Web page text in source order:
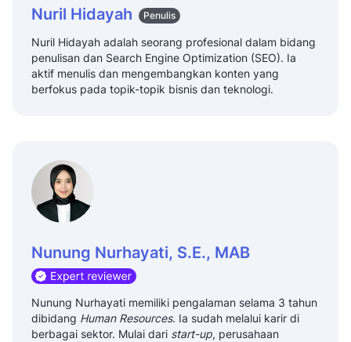
Nuril Hidayah Penulis
Nuril Hidayah adalah seorang profesional dalam bidang
penulisan dan Search Engine Optimization (SEO). Ia
aktif menulis dan mengembangkan konten yang
berfokus pada topik-topik bisnis dan teknologi.
Nunung Nurhayati, S.E., MAB
Nunung Nurhayati memiliki pengalaman selama 3 tahun
dibidang Human Resources. Ia sudah melalui karir di
berbagai sektor. Mulai dari start-up, perusahaan